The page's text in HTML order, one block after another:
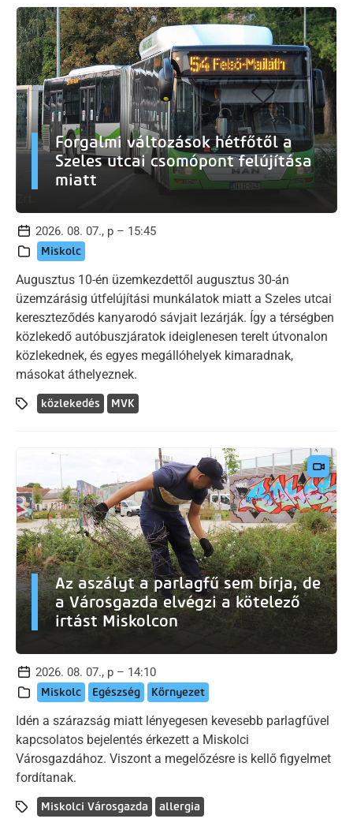
Forgalmi változások hétfőtől a
Szeles utcai csomópont felújítása
miatt
2026. 08. 07., p – 15:45
Miskolc
Augusztus 10-én üzemkezdettől augusztus 30-án
üzemzárásig útfelújítási munkálatok miatt a Szeles utcai
kereszteződés kanyarodó sávjait lezárják. Így a térségben
közlekedő autóbuszjáratok ideiglenesen terelt útvonalon
közlekednek, és egyes megállóhelyek kimaradnak,
másokat áthelyeznek.
közlekedés MVK
Az aszályt a parlagfű sem bírja, de
a Városgazda elvégzi a kötelező
irtást Miskolcon
2026. 08. 07., p – 14:10
Miskolc Egészség Környezet
Idén a szárazság miatt lényegesen kevesebb parlagfűvel
kapcsolatos bejelentés érkezett a Miskolci
Városgazdához. Viszont a megelőzésre is kellő figyelmet
fordítanak.
Miskolci Városgazda allergia